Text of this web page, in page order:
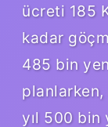
ücreti 185
kadar
485 bin
planlarken,
yıl 500 bin